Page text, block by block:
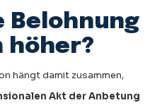
Belohnung
höher?
hängt damit zusammen,
Akt der Anbetung